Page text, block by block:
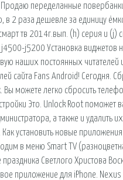
переделанные
в 2 раза дешевле за единицу
тв 2014г.вып. (h) серия и (j)
j5200 Установка виджетов
наших постоянных читателей
сайта Fans Android! Сегодня.
Вы можете легко сбросить
Это. Unlock Root поможет
а также и удалить
установить новые
в меню Smart TV
праздника Светлого Христова
приложение для iPhone.